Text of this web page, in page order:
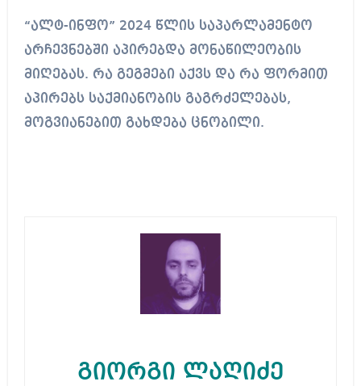
“ალტ-ინფო” 2024 წლის საპარლამენტო
არჩევნებში აპირებდა მონაწილეობის
მიღებას. რა გეგმები აქვს და რა ფორმით
აპირებს საქმიანობის გაგრძელებას,
მოგვიანებით გახდება ცნობილი.
გიორგი ლაღიძე